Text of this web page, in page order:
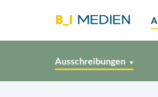
Ausschreibungen